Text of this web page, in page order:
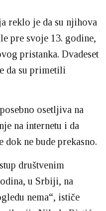
reklo je da su njihova
pre svoje 13. godine,
pristanka. Dvadeset
da su primetili
osetljiva na
na internetu i da
ne bude prekasno.
društvenim
u Srbiji, na
nema“, ističe